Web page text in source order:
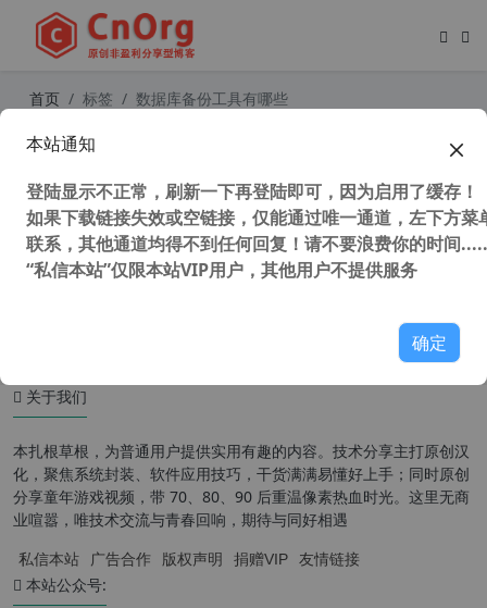
首页 标签 数据库备份工具有哪些
独家汉化 SQLBackupAndFTP v12.4.
tp等
关于我们
本扎根草根，为普通用户提供实用有趣的内容。技术分享主打原创汉
化，聚焦系统封装、软件应用技巧，干货满满易懂好上手；同时原创
分享童年游戏视频，带 70、80、90 后重温像素热血时光。这里无商
业喧嚣，唯技术交流与青春回响，期待与同好相遇
私信本站 广告合作 版权声明 捐赠VIP 友情链接
本站公众号:
本站通知
登陆显示不正常，刷新一下再登陆即可，因为启用了缓存！
如果下载链接失效或空链接，仅能通过唯一通道，左下方菜
联系，其他通道均得不到任何回复！请不要浪费你的时间
“私信本站”仅限本站VIP用户，其他用户不提供服务
确定